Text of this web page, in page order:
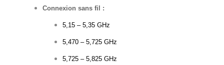
Connexion sans fil :
5,15 – 5,35 GHz
5,470 – 5,725 GHz
5,725 – 5,825 GHz